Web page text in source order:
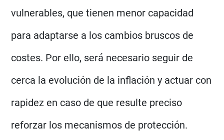
vulnerables, que tienen menor capacidad
para adaptarse a los cambios bruscos de
costes. Por ello, será necesario seguir de
cerca la evolución de la inflación y actuar con
rapidez en caso de que resulte preciso
reforzar los mecanismos de protección.